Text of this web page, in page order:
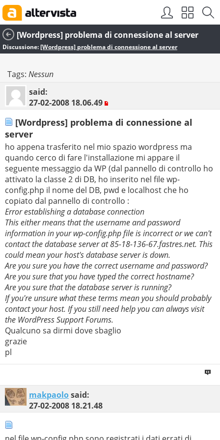
[Wordpress] problema di connessione al server
Discussione:[Wordpress] problema di connessione al server
Tags: Nessun
said:
27-02-2008 18.06.49
[Wordpress] problema di connessione al
server
ho appena trasferito nel mio spazio wordpress ma
quando cerco di fare l'installazione mi appare il
seguente messaggio da WP (dal pannello di controllo ho
attivato la classe 2 di DB, ho inserito nel file wp-
config.php il nome del DB, pwd e localhost che ho
copiato dal pannello di controllo :
Error establishing a database connection
This either means that the username and password
information in your wp-config.php file is incorrect or we can't
contact the database server at 85-18-136-67.fastres.net. This
could mean your host's database server is down.
Are you sure you have the correct username and password?
Are you sure that you have typed the correct hostname?
Are you sure that the database server is running?
If you're unsure what these terms mean you should probably
contact your host. If you still need help you can always visit
the WordPress Support Forums.
Qualcuno sa dirmi dove sbaglio
grazie
pl
makpaolosaid:
27-02-2008 18.21.48